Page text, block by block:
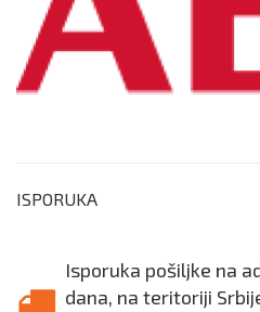
ISPORUKA
Isporuka pošiljke na
dana, na teritoriji